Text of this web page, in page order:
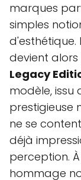
marques
simples
d'esthétique.
devient
Legacy
modèle, issu
prestigieuse
ne se
déjà
perception.
hommage